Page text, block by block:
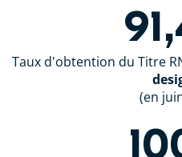
Taux d'obtention du Titre
(en